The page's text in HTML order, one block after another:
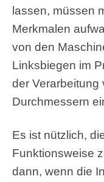
lassen, müssen
Merkmalen
von den
Linksbiegen im
der Verarbeitung
Durchmessern
Es ist nützlich,
Funktionsweise
dann, wenn die